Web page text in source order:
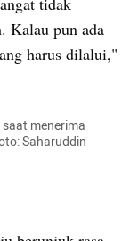
Kalau pun ada
harus dilalui,"
menerima
Saharuddin